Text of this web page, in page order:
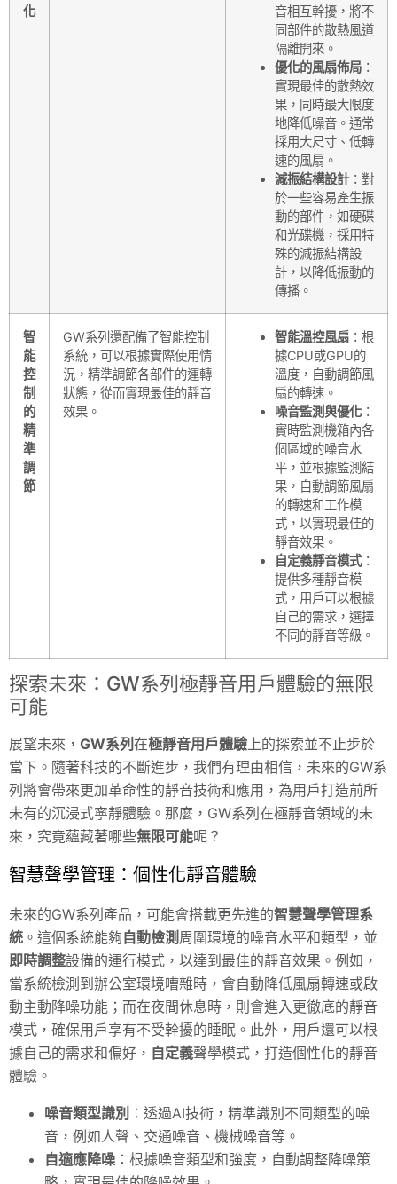
化
音相互幹擾，將不
同部件的散熱風道
隔離開來。
優化的風扇佈局 ：
實現最佳的散熱效
果，同時最大限度
地降低噪音。通常
採用大尺寸、低轉
速的風扇。
減振結構設計：對
於一些容易產生振
動的部件，如硬碟
和光碟機，採用特
殊的減振結構設
計，以降低振動的
傳播。
智
能
控
制
的
精
準
調
節
GW系列還配備了智能控制
系統，可以根據實際使用情
況，精準調節各部件的運轉
狀態，從而實現最佳的靜音
效果。
智能溫控風扇 ：根
據CPU或GPU的
溫度，自動調節風
扇的轉速。
噪音監測與優化：
實時監測機箱內各
個區域的噪音水
平，並根據監測結
果，自動調節風扇
的轉速和工作模
式，以實現最佳的
靜音效果。
自定義靜音模式：
提供多種靜音模
式，用戶可以根據
自己的需求，選擇
不同的靜音等級。
探索未來：GW系列極靜音用戶體驗的無限
可能
展望未來， GW系列 在極靜音用戶體驗上的探索並不止步於
當下。隨著科技的不斷進步，我們有理由相信，未來的GW系
列將會帶來更加革命性的靜音技術和應用，為用戶打造前所
未有的沉浸式寧靜體驗。那麼，GW系列在極靜音領域的未
來，究竟蘊藏著哪些無限可能呢？
智慧聲學管理：個性化靜音體驗
未來的GW系列產品，可能會搭載更先進的智慧聲學管理系
統 。這個系統能夠自動檢測 周圍環境的噪音水平和類型，並
即時調整設備的運行模式，以達到最佳的靜音效果。例如，
當系統檢測到辦公室環境嘈雜時，會自動降低風扇轉速或啟
動主動降噪功能；而在夜間休息時，則會進入更徹底的靜音
模式，確保用戶享有不受幹擾的睡眠。此外，用戶還可以根
據自己的需求和偏好， 自定義聲學模式，打造個性化的靜音
體驗。
噪音類型識別 ：透過AI技術，精準識別不同類型的噪
音，例如人聲、交通噪音、機械噪音等。
自適應降噪 ：根據噪音類型和強度，自動調整降噪策